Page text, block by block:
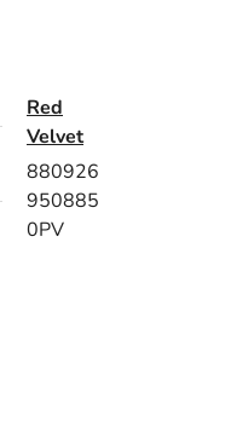
Red
Velvet
880926
950885
0PV